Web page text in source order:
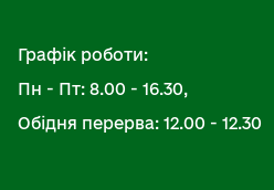
Графік роботи:
Пн - Пт: 8.00 - 16.30,
Обідня перерва: 12.00 - 12.30